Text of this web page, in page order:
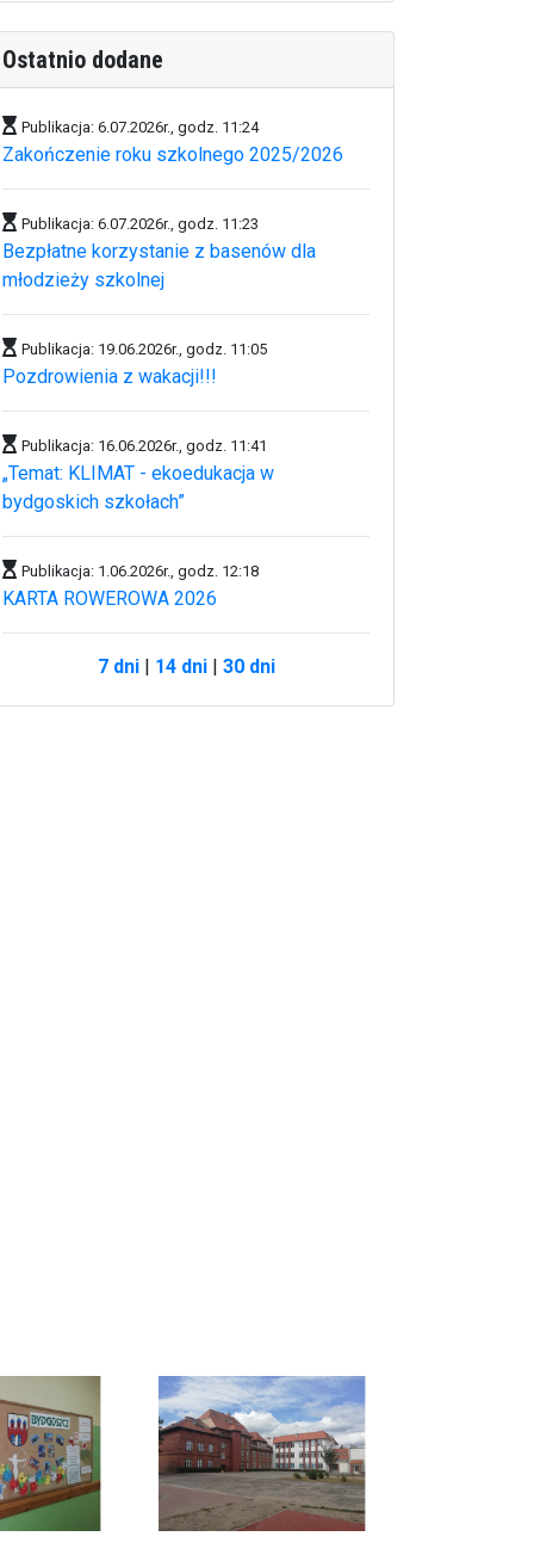
Ostatnio dodane
Publikacja: 6.07.2026r., godz. 11:24
Zakończenie roku szkolnego 2025/2026
Publikacja: 6.07.2026r., godz. 11:23
Bezpłatne korzystanie z basenów dla
młodzieży szkolnej
Publikacja: 19.06.2026r., godz. 11:05
Pozdrowienia z wakacji!!!
Publikacja: 16.06.2026r., godz. 11:41
„Temat: KLIMAT - ekoedukacja w
bydgoskich szkołach”
Publikacja: 1.06.2026r., godz. 12:18
KARTA ROWEROWA 2026
7 dni| 14 dni| 30 dni